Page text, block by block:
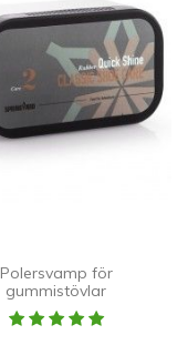
Polersvamp för
gummistövlar